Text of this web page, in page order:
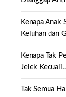
Kenapa Anak
Keluhan dan
Kenapa Tak
Jelek
Tak Semua